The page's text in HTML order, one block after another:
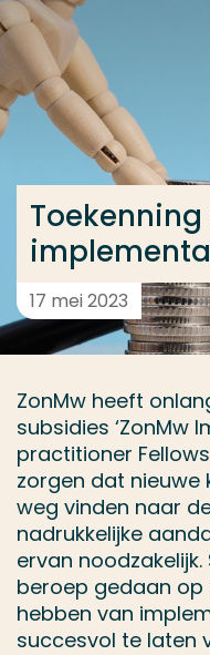
Ga direct naar de
... > Toekenning
17 mei 2023
ZonMw heeft
subsidies ‘ZonMw
practitioner
zorgen dat nieuwe
weg vinden naar
nadrukkelijke
ervan
beroep gedaan
hebben van
succesvol te laten
Veel gezocht
Opleiding
Contact